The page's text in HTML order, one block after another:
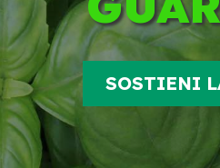
SOSTIENI